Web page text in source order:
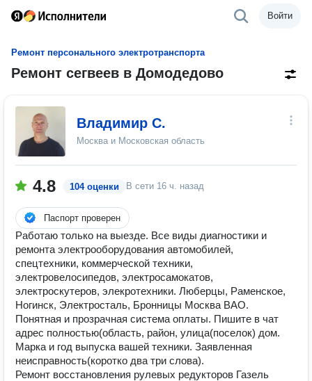
Войти
Ремонт персонального электротранспорта
Ремонт сегвеев в Домодедово
Владимир С.
Москва и Московская область
4.8 104 оценки В сети 16 ч. назад
Паспорт проверен
Работаю только на выезде. Все виды диагностики и
ремонта электрооборудования автомобилей,
спецтехники, коммерческой техники,
электровелосипедов, электросамокатов,
электроскутеров, элекротехники. Люберцы, Раменское,
Ногинск, Электросталь, Бронницы Москва ВАО.
Понятная и прозрачная система оплаты. Пишите в чат
адрес полностью(область, район, улица(поселок) дом.
Марка и год выпуска вашей техники. Заявленная
неисправность(коротко два три слова).
Ремонт восстановления рулевых редукторов Газель